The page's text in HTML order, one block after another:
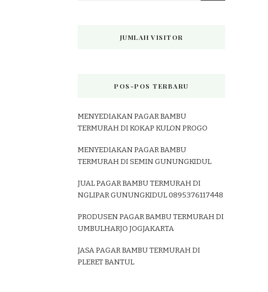
JUMLAH VISITOR
POS-POS TERBARU
MENYEDIAKAN PAGAR BAMBU
TERMURAH DI KOKAP KULON PROGO
MENYEDIAKAN PAGAR BAMBU
TERMURAH DI SEMIN GUNUNGKIDUL
JUAL PAGAR BAMBU TERMURAH DI
NGLIPAR GUNUNGKIDUL 0895376117448
PRODUSEN PAGAR BAMBU TERMURAH DI
UMBULHARJO JOGJAKARTA
JASA PAGAR BAMBU TERMURAH DI
PLERET BANTUL